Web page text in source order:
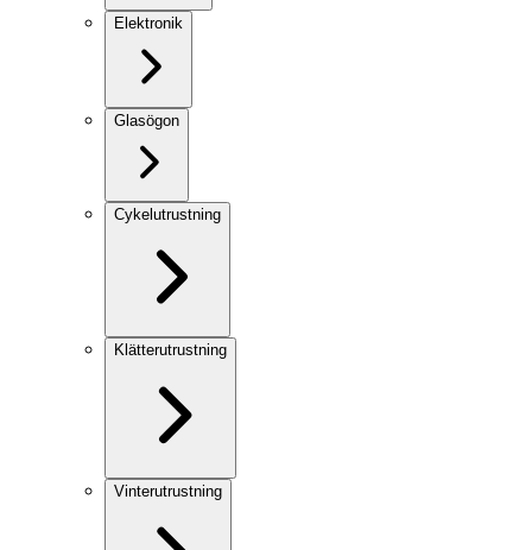
Elektronik
Glasögon
Cykelutrustning
Klätterutrustning
Vinterutrustning